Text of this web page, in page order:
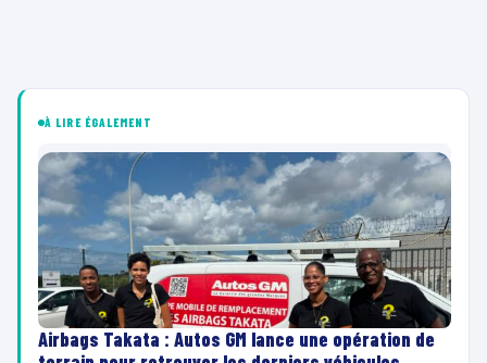
À LIRE ÉGALEMENT
Airbags Takata : Autos GM lance une opération de